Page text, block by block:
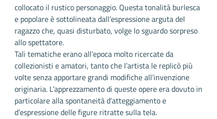
collocato il rustico personaggio. Questa tonalità burlesca
e popolare è sottolineata dall’espressione arguta del
ragazzo che, quasi disturbato, volge lo sguardo sorpreso
allo spettatore.
Tali tematiche erano all’epoca molto ricercate da
collezionisti e amatori, tanto che l’artista le replicò più
volte senza apportare grandi modifiche all’invenzione
originaria. L’apprezzamento di queste opere era dovuto in
particolare alla spontaneità d’atteggiamento e
d’espressione delle figure ritratte sulla tela.